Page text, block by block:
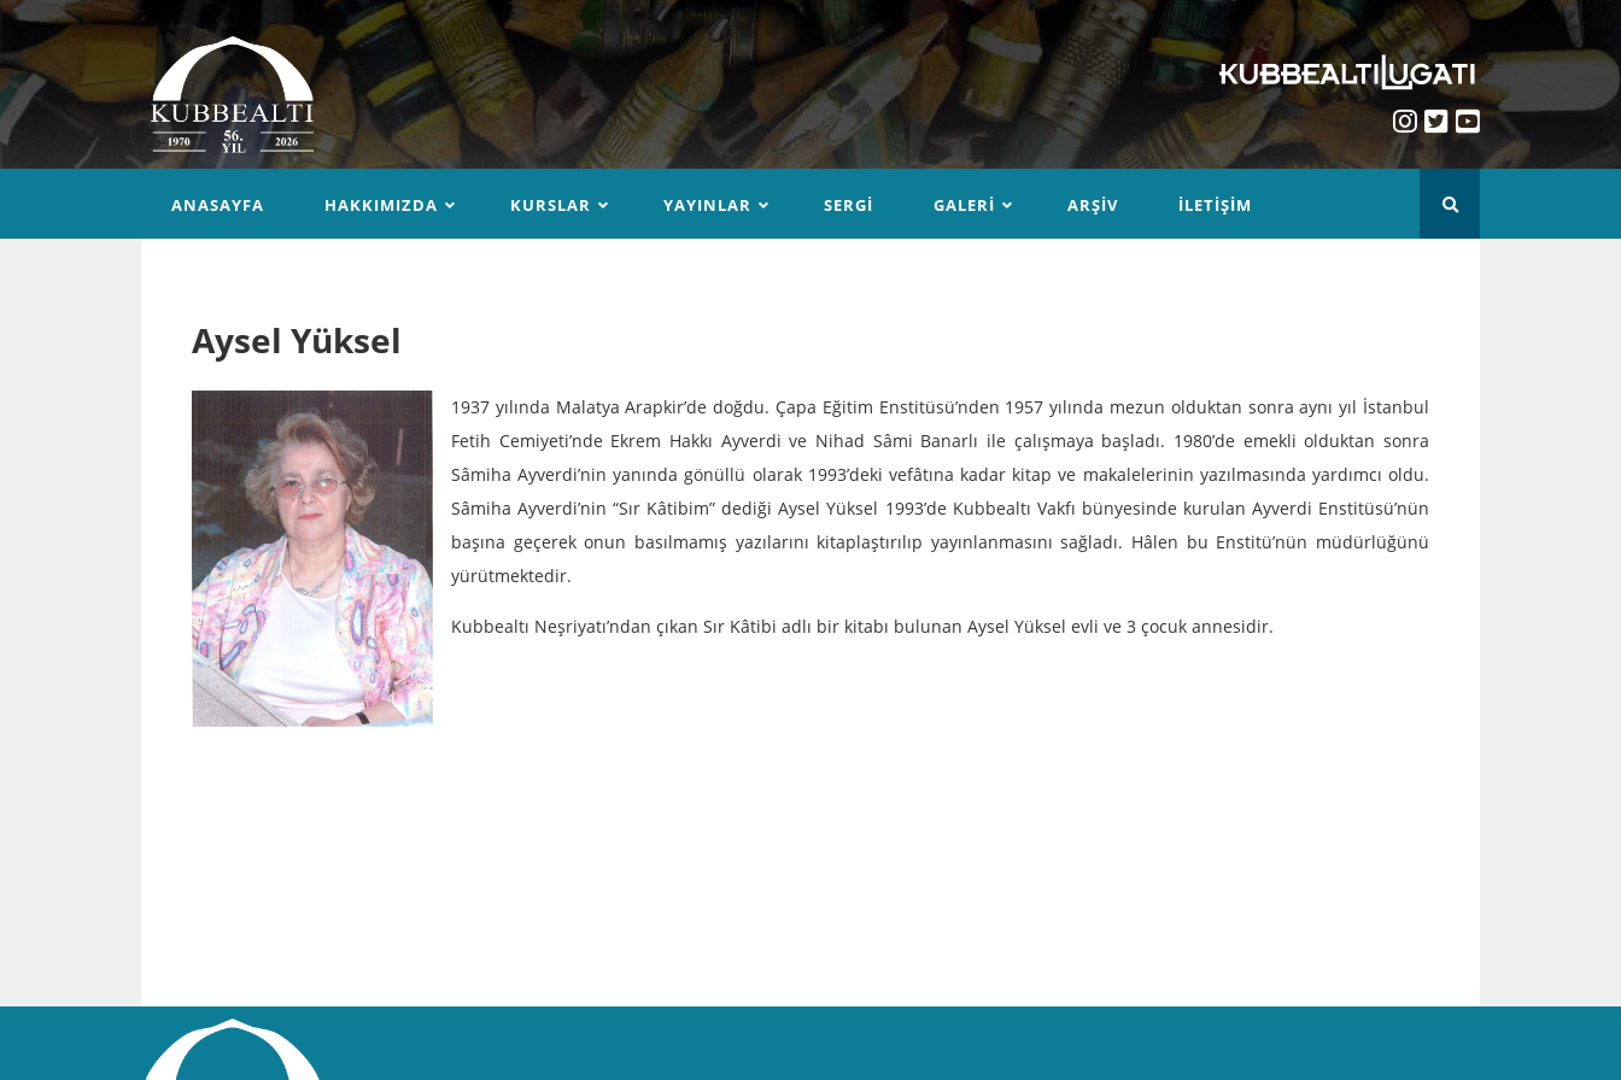
ANASAYFA HAKKIMIZDA KURSLAR YAYINLAR SERGI GALERI ARŞIV İLETIŞIM
Aysel Yüksel
1937 yılında Malatya Arapkir’de doğdu. Çapa Eğitim Enstitüsü’nden 1957 yılında mezun olduktan sonra aynı yıl İstanbul
Fetih Cemiyeti’nde Ekrem Hakkı Ayverdi ve Nihad Sâmi Banarlı ile çalışmaya başladı. 1980’de emekli olduktan sonra
Sâmiha Ayverdi’nin yanında gönüllü olarak 1993’deki vefâtına kadar kitap ve makalelerinin yazılmasında yardımcı oldu.
Sâmiha Ayverdi’nin “Sır Kâtibim” dediği Aysel Yüksel 1993’de Kubbealtı Vakfı bünyesinde kurulan Ayverdi Enstitüsü’nün
başına geçerek onun basılmamış yazılarını kitaplaştırılıp yayınlanmasını sağladı. Hâlen bu Enstitü’nün müdürlüğünü
yürütmektedir.
Kubbealtı Neşriyatı’ndan çıkan Sır Kâtibi adlı bir kitabı bulunan Aysel Yüksel evli ve 3 çocuk annesidir.